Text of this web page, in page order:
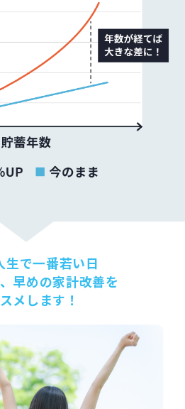
生で一番若い日
早めの家計改善を
メします！